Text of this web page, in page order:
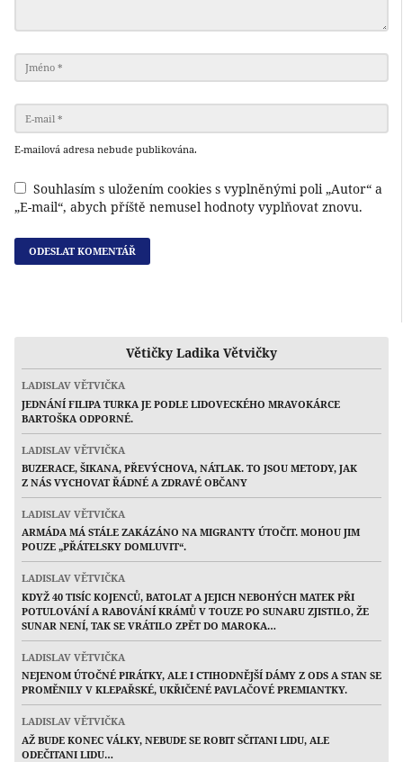
E-mailová adresa nebude publikována.
Souhlasím s uložením cookies s vyplněnými poli „Autor“ a
„E-mail“, abych příště nemusel hodnoty vyplňovat znovu.
Větičky Ladika Větvičky
LADISLAV VĚTVIČKA
JEDNÁNÍ FILIPA TURKA JE PODLE LIDOVECKÉHO MRAVOKÁRCE
BARTOŠKA ODPORNÉ.
LADISLAV VĚTVIČKA
BUZERACE, ŠIKANA, PŘEVÝCHOVA, NÁTLAK. TO JSOU METODY, JAK
Z NÁS VYCHOVAT ŘÁDNÉ A ZDRAVÉ OBČANY
LADISLAV VĚTVIČKA
ARMÁDA MÁ STÁLE ZAKÁZÁNO NA MIGRANTY ÚTOČIT. MOHOU JIM
POUZE „PŘÁTELSKY DOMLUVIT“.
LADISLAV VĚTVIČKA
KDYŽ 40 TISÍC KOJENCŮ, BATOLAT A JEJICH NEBOHÝCH MATEK PŘI
POTULOVÁNÍ A RABOVÁNÍ KRÁMŮ V TOUZE PO SUNARU ZJISTILO, ŽE
SUNAR NENÍ, TAK SE VRÁTILO ZPĚT DO MAROKA…
LADISLAV VĚTVIČKA
NEJENOM ÚTOČNÉ PIRÁTKY, ALE I CTIHODNĚJŠÍ DÁMY Z ODS A STAN SE
PROMĚNILY V KLEPAŘSKÉ, UKŘIČENÉ PAVLAČOVÉ PREMIANTKY.
LADISLAV VĚTVIČKA
AŽ BUDE KONEC VÁLKY, NEBUDE SE ROBIT SČITANI LIDU, ALE
ODEČITANI LIDU…